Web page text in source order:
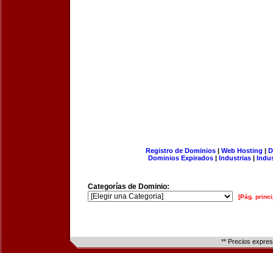
Registro de Dominios| Web Hosting |
Dominios Expirados | Industrias |
Categorías de Dominio:
[Pág.
** Precios